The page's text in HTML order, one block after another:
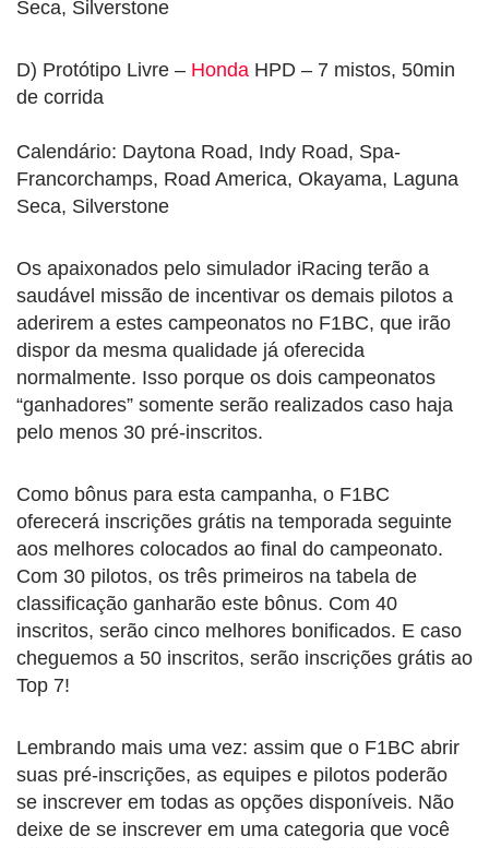
Seca, Silverstone
D) Protótipo Livre – Honda HPD – 7 mistos, 50min
de corrida
Calendário: Daytona Road, Indy Road, Spa-
Francorchamps, Road America, Okayama, Laguna
Seca, Silverstone
Os apaixonados pelo simulador iRacing terão a
saudável missão de incentivar os demais pilotos a
aderirem a estes campeonatos no F1BC, que irão
dispor da mesma qualidade já oferecida
normalmente. Isso porque os dois campeonatos
“ganhadores” somente serão realizados caso haja
pelo menos 30 pré-inscritos.
Como bônus para esta campanha, o F1BC
oferecerá inscrições grátis na temporada seguinte
aos melhores colocados ao final do campeonato.
Com 30 pilotos, os três primeiros na tabela de
classificação ganharão este bônus. Com 40
inscritos, serão cinco melhores bonificados. E caso
cheguemos a 50 inscritos, serão inscrições grátis ao
Top 7!
Lembrando mais uma vez: assim que o F1BC abrir
suas pré-inscrições, as equipes e pilotos poderão
se inscrever em todas as opções disponíveis. Não
deixe de se inscrever em uma categoria que você